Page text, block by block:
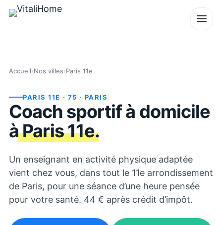
Accueil›Nos villes›Paris 11e
PARIS 11E · 75 · PARIS
Coach sportif à domicile
àParis 11e.
Un enseignant en activité physique adaptée
vient chez vous, dans tout le 11e arrondissement
de Paris, pour une séance d’une heure pensée
pour votre santé. 44 € après crédit d’impôt.